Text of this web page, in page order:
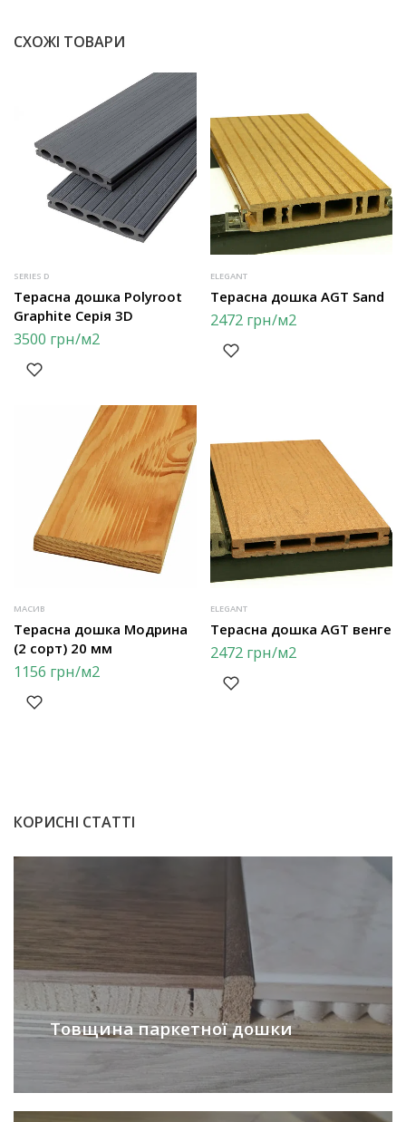
СХОЖІ ТОВАРИ
SERIES D
Терасна дошка Polyroot
Graphite Серія 3D
3500 грн/м2
ELEGANT
Терасна дошка AGT Sand
2472грн/м2
МАСИВ
Терасна дошка Модрина
(2 сорт) 20 мм
1156 грн/м2
ELEGANT
Терасна дошка AGT венге
2472грн/м2
КОРИСНІ СТАТТІ
Товщина паркетної дошки